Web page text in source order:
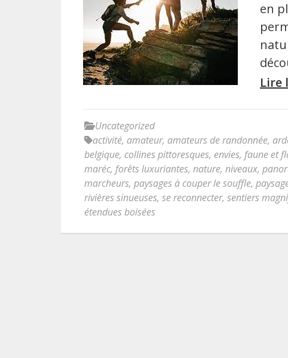
en
Lire
Uncategorized
activité, amateur, amateurs de randonnée,
belgique, collines pittoresques, envies, faune et
maréc, forêts luxuriantes, nature, niveaux,
marcheurs, paysages à couper le souffle,
rivières sinueuses, se reconnecter, sentiers
étendues boisées